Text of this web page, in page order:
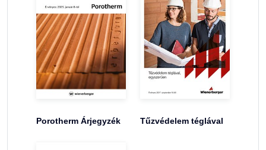
Porotherm Árjegyzék Tűzvédelem téglával